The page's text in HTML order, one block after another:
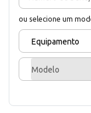
ou selecione um
Equipamento
Modelo